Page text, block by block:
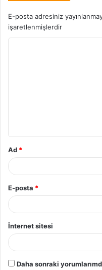
E-posta adresiniz
işaretlenmişlerdir
Ad *
E-posta *
İnternet sitesi
Daha sonraki